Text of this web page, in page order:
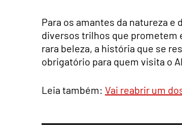
Para os amantes da natureza e
diversos trilhos que prometem
rara beleza, a história que se
obrigatório para quem visita o
Leia também: Vai reabrir um